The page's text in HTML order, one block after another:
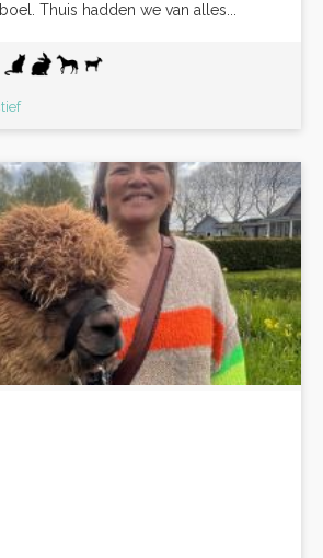
Thuis hadden we van alles...